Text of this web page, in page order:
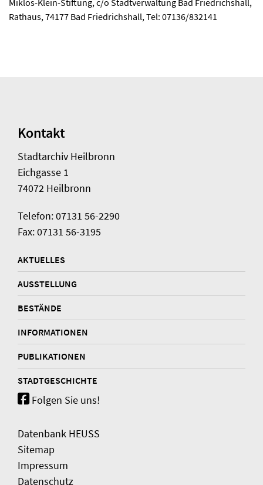
Miklos-Klein-Stiftung, c/o Stadtverwaltung Bad Friedrichshall,
Rathaus, 74177 Bad Friedrichshall, Tel: 07136/832141
Kontakt
Stadtarchiv Heilbronn
Eichgasse 1
74072 Heilbronn
Telefon: 07131 56-2290
Fax: 07131 56-3195
AKTUELLES
AUSSTELLUNG
BESTÄNDE
INFORMATIONEN
PUBLIKATIONEN
STADTGESCHICHTE
Folgen Sie uns!
Datenbank HEUSS
Sitemap
Impressum
Datenschutz